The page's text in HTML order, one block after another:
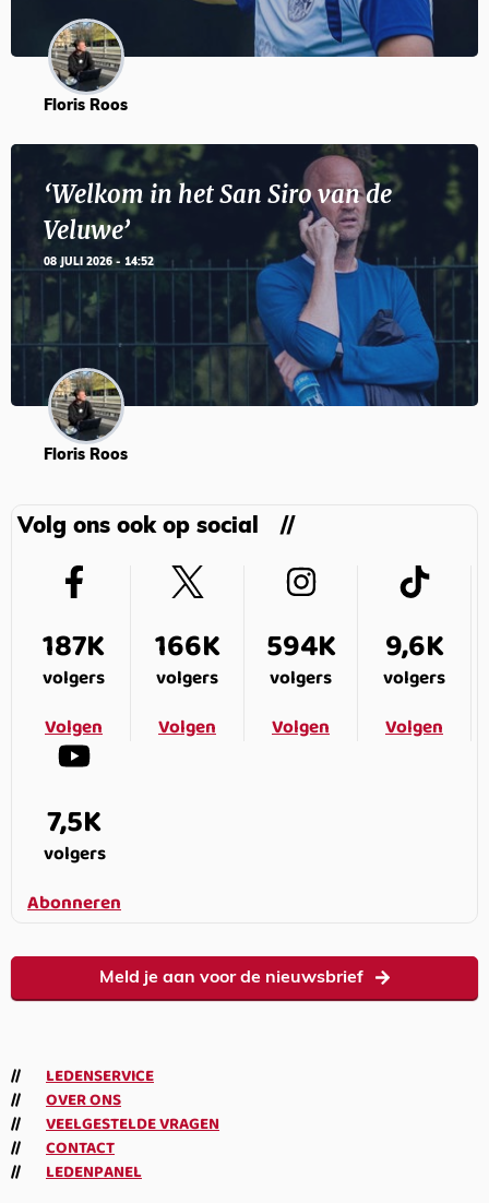
Floris Roos
‘Welkom in het San Siro van de
Veluwe’
08 JULI 2026 - 14:52
Floris Roos
Volg ons ook op social
187K
volgers
Volgen
166K
volgers
Volgen
594K
volgers
Volgen
9,6K
volgers
Volgen
7,5K
volgers
Abonneren
Meld je aan voor de nieuwsbrief
LEDENSERVICE
OVER ONS
VEELGESTELDE VRAGEN
CONTACT
LEDENPANEL